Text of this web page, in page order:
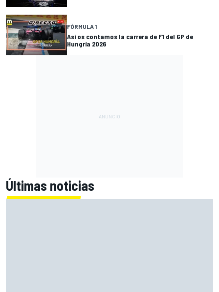
FÓRMULA 1
Así os contamos la carrera de F1 del GP de
Hungría 2026
Últimas noticias